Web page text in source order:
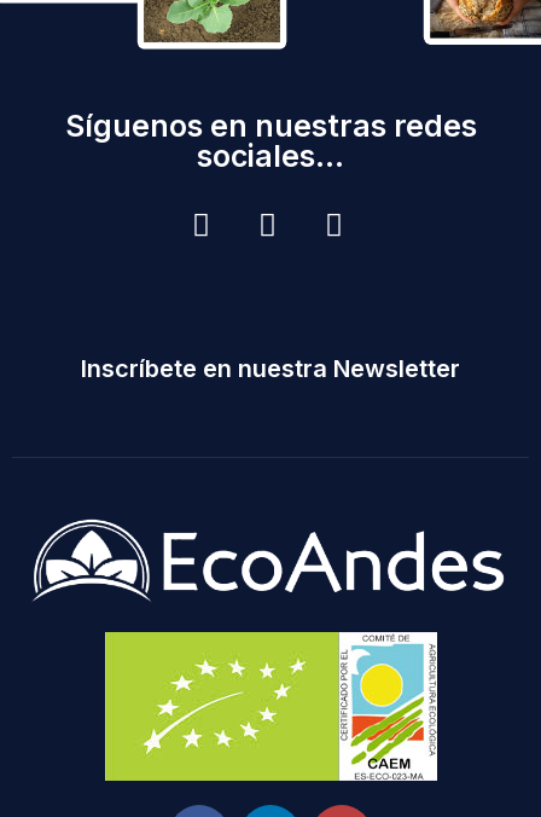
Síguenos en nuestras redes
sociales...
Inscríbete en nuestra Newsletter